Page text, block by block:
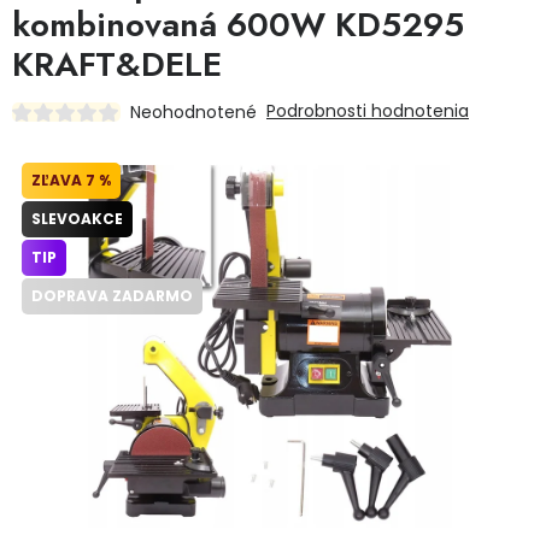
Dielňa
Príslušenstvo pre automobily
Vybavenie a hračky pre deti
Domácnosť
Ochranné pracovné pomôcky
Fotovoltaika
kombinovaná 600W KD5295
KRAFT&DELE
Neohodnotené Podrobnosti hodnotenia
7 %
SLEVOAKCE
TIP
DOPRAVA ZADARMO